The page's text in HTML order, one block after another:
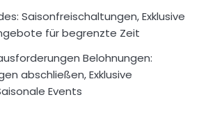
Saisonfreischaltungen, Exklusive
für begrenzte Zeit
Belohnungen:
abschließen, Exklusive
Events